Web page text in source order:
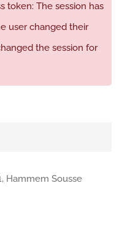
token: The session has
user changed their
the session for
Hammem Sousse